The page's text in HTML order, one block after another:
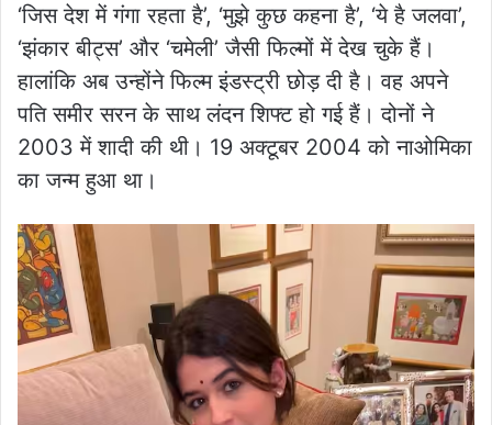
‘जिस देश में गंगा रहता है’, ‘मुझे कुछ कहना है’, ‘ये है जलवा’,
‘झंकार बीट्स’ और ‘चमेली’ जैसी फिल्मों में देख चुके हैं।
हालांकि अब उन्होंने फिल्म इंडस्ट्री छोड़ दी है। वह अपने
पति समीर सरन के साथ लंदन शिफ्ट हो गई हैं। दोनों ने
2003 में शादी की थी। 19 अक्टूबर 2004 को नाओमिका
का जन्म हुआ था।